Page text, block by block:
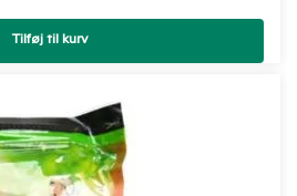
Tilføj til kurv